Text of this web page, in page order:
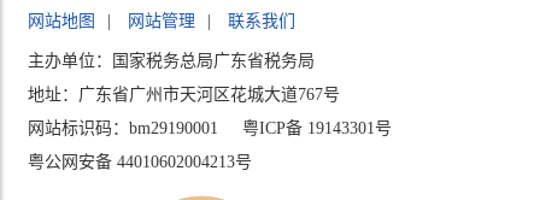
网站地图 网站管理 联系我们
主办单位：国家税务总局广东省税务局
地址：广东省广州市天河区花城大道767号
网站标识码：bm29190001
粤ICP备 19143301号
粤公网安备 44010602004213号